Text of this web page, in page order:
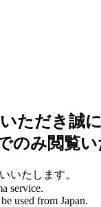
ただき誠
のみ閲覧い
いたします。
service.
used from Japan.